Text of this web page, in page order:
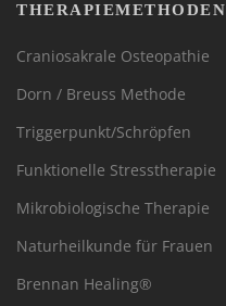
THERAPIEMETHODEN
Craniosakrale Osteopathie
Dorn / Breuss Methode
Triggerpunkt/Schröpfen
Funktionelle Stresstherapie
Mikrobiologische Therapie
Naturheilkunde für Frauen
Brennan Healing®